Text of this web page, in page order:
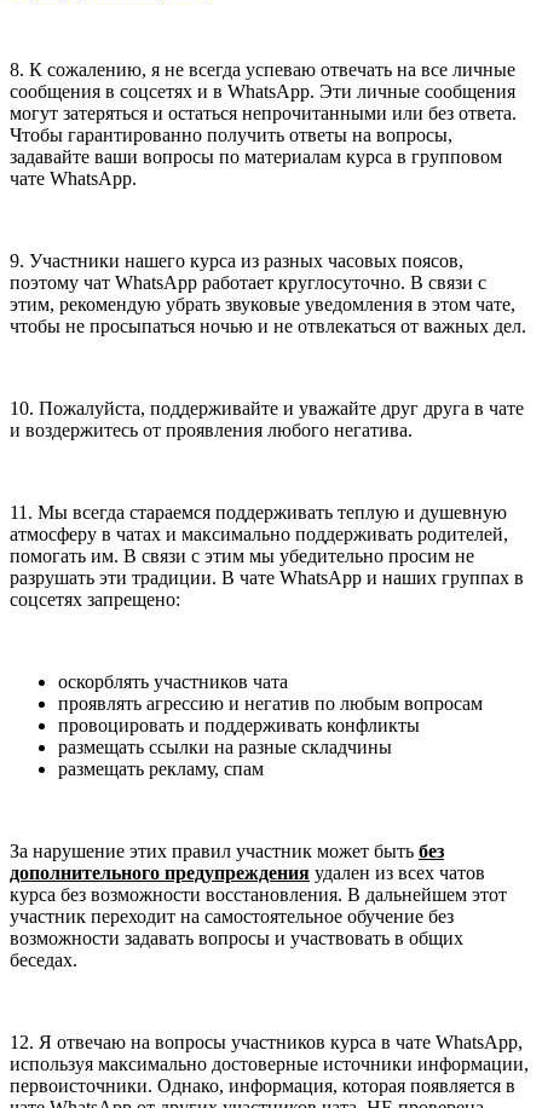
8. К сожалению, я не всегда успеваю отвечать на все личные
сообщения в соцсетях и в WhatsApp. Эти личные сообщения
могут затеряться и остаться непрочитанными или без ответа.
Чтобы гарантированно получить ответы на вопросы,
задавайте ваши вопросы по материалам курса в групповом
чате WhatsApp.
9. Участники нашего курса из разных часовых поясов,
поэтому чат WhatsApp работает круглосуточно. В связи с
этим, рекомендую убрать звуковые уведомления в этом чате,
чтобы не просыпаться ночью и не отвлекаться от важных дел.
10. Пожалуйста, поддерживайте и уважайте друг друга в чате
и воздержитесь от проявления любого негатива.
11. Мы всегда стараемся поддерживать теплую и душевную
атмосферу в чатах и максимально поддерживать родителей,
помогать им. В связи с этим мы убедительно просим не
разрушать эти традиции. В чате WhatsApp и наших группах в
соцсетях запрещено:
оскорблять участников чата
проявлять агрессию и негатив по любым вопросам
провоцировать и поддерживать конфликты
размещать ссылки на разные складчины
размещать рекламу, спам
За нарушение этих правил участник может быть без
дополнительного предупреждения удален из всех чатов
курса без возможности восстановления. В дальнейшем этот
участник переходит на самостоятельное обучение без
возможности задавать вопросы и участвовать в общих
беседах.
12. Я отвечаю на вопросы участников курса в чате WhatsApp,
используя максимально достоверные источники информации,
первоисточники. Однако, информация, которая появляется в